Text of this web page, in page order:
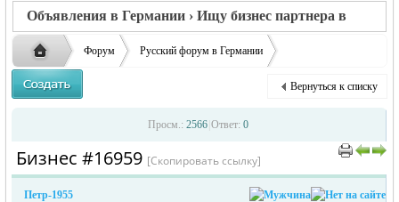
Объявления в Германии › Ищу бизнес партнера в
ГерманииФорум Русский форум в Германии
Объявления в Германии
›
Ищу бизнес партнера в Германии Бизнес
Вернуться к списку
Просм.: 2566 Ответ: 0
Бизнес #16959 [Скопировать ссылку]
Петр-1955